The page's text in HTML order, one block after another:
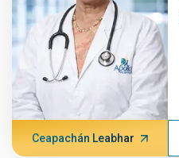
Ceapachán Leabhar